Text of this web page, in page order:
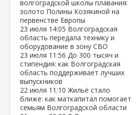
волгоградской школы плавания:
золото Полины Козякиной на
первенстве Европы
23 июля 14:05 Волгоградская
область передала технику и
оборудование в зону СВО
23 июля 11:56 До 300 тысяч и
стипендия: как Волгоградская
область поддерживает лучших
выпускников
22 июля 11:10Жильё стало
ближе: как маткапитал помогает
семьям Волгоградской области